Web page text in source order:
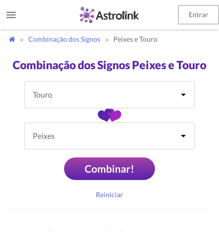
Entrar
Combinação dos Signos Peixes e Touro
Combinação dos Signos Peixes e Touro
Combinar!
Reiniciar